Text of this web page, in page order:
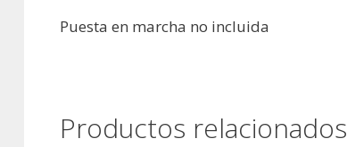
Puesta en marcha no incluida
Productos relacionados